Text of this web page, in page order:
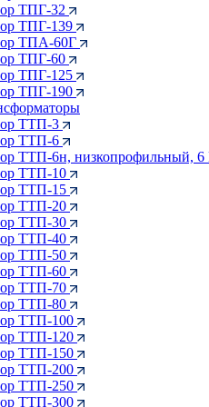
ТПГ-32
ТПГ-139
ТПА-60Г
ТПГ-60
ТПГ-125
ТПГ-190
ТТП-3
ТТП-6
ТТП-6н, низкопрофильный,
ТТП-10
ТТП-15
ТТП-20
ТТП-30
ТТП-40
ТТП-50
ТТП-60
ТТП-70
ТТП-80
ТТП-100
ТТП-120
ТТП-150
ТТП-200
ТТП-250
ТТП-300